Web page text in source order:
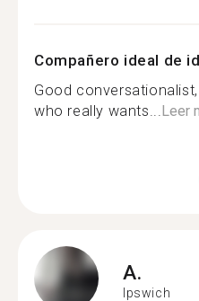
Compañero ideal de
Good
who really wants...Leer
A.
Ipswich